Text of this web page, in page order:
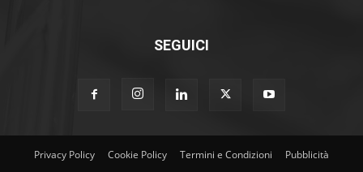
SEGUICI
Privacy Policy Cookie Policy Termini e Condizioni Pubblicità